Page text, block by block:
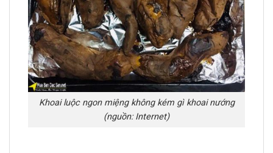
Khoai luộc ngon miệng không kém gì khoai nướng
(nguồn: Internet)